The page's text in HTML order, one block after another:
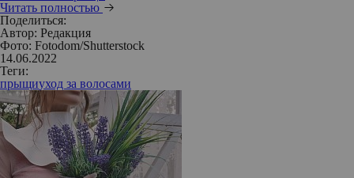
Читать полностью
Поделиться:
Автор: Редакция
Фото: Fotodom/Shutterstock
14.06.2022
Теги:
прыщиуход за волосами